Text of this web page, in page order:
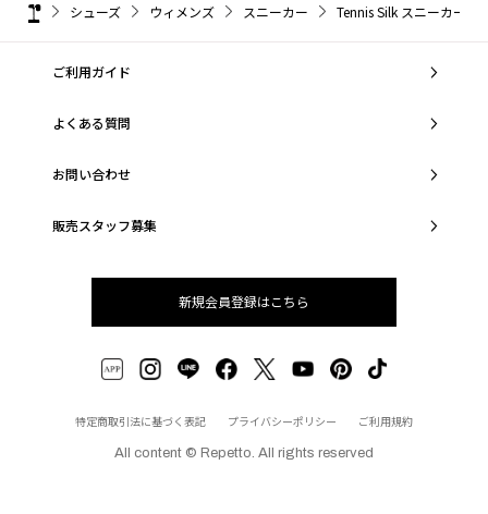
シューズ ウィメンズ スニーカー Tennis Silk スニーカー
ご利用ガイド
よくある質問
お問い合わせ
販売スタッフ募集
新規会員登録はこちら
特定商取引法に基づく表記 プライバシーポリシー ご利用規約
All content © Repetto. All rights reserved